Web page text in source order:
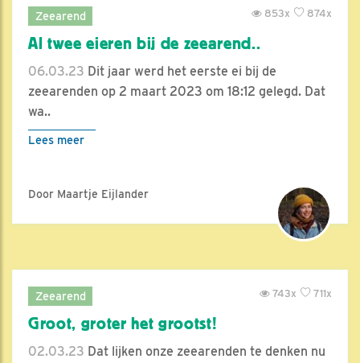
Zeearend 874x
853x
Al twee eieren bij de zeearend..
06.03.23 Dit jaar werd het eerste ei bij de
zeearenden op 2 maart 2023 om 18:12 gelegd. Dat
wa..
Lees meer
Door Maartje Eijlander
Zeearend 711x
743x
Groot, groter het grootst!
02.03.23 Dat lijken onze zeearenden te denken nu